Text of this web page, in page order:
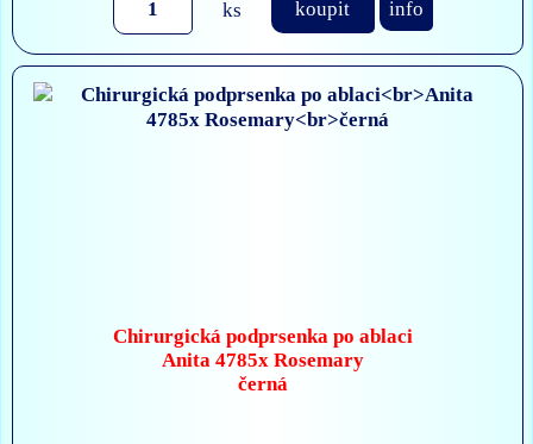
ks koupit info
Chirurgická podprsenka po ablaci
Anita 4785x Rosemary
černá